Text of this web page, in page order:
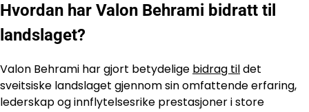
Hvordan har Valon Behrami bidratt til
landslaget?
Valon Behrami har gjort betydelige bidrag tildet
sveitsiske landslaget gjennom sin omfattende erfaring,
lederskap og innflytelsesrike prestasjoner i store